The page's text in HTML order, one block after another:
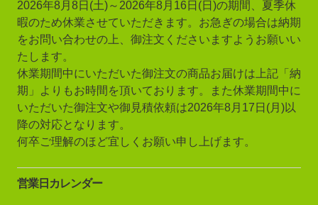
2026年8月8日(土)～2026年8月16日(日)の期間、夏季休
暇のため休業させていただきます。お急ぎの場合は納期
をお問い合わせの上、御注文くださいますようお願いい
たします。
休業期間中にいただいた御注文の商品お届けは上記「納
期」よりもお時間を頂いております。また休業期間中に
いただいた御注文や御見積依頼は2026年8月17日(月)以
降の対応となります。
何卒ご理解のほど宜しくお願い申し上げます。
営業日カレンダー